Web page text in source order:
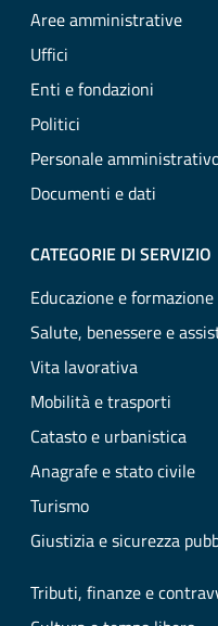
Aree amministrative
Uffici
Enti e fondazioni
Politici
Personale
Documenti e dati
CATEGORIE DI SERVIZIO
Educazione e formazione
Salute, benessere e
Vita lavorativa
Mobilità e trasporti
Catasto e urbanistica
Anagrafe e stato civile
Turismo
Giustizia e sicurezza
Tributi, finanze e